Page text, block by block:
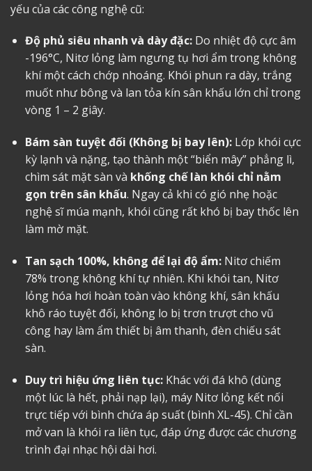
yếu của các công nghệ cũ:
Độ phủ siêu nhanh và dày đặc:Do nhiệt độ cực âm
-196°C, Nitơ lỏng làm ngưng tụ hơi ẩm trong không
khí một cách chớp nhoáng. Khói phun ra dày, trắng
muốt như bông và lan tỏa kín sân khấu lớn chỉ trong
vòng 1 – 2 giây.
Bám sàn tuyệt đối (Không bị bay lên):Lớp khói cực
kỳ lạnh và nặng, tạo thành một “biển mây” phẳng lì,
chìm sát mặt sàn và khống chế làn khói chỉ nằm
gọn trên sân khấu. Ngay cả khi có gió nhẹ hoặc
nghệ sĩ múa mạnh, khói cũng rất khó bị bay thốc lên
làm mờ mặt.
Tan sạch 100%, không để lại độ ẩm:Nitơ chiếm
78% trong không khí tự nhiên. Khi khói tan, Nitơ
lỏng hóa hơi hoàn toàn vào không khí, sân khấu
khô ráo tuyệt đối, không lo bị trơn trượt cho vũ
công hay làm ẩm thiết bị âm thanh, đèn chiếu sát
sàn.
Duy trì hiệu ứng liên tục:Khác với đá khô (dùng
một lúc là hết, phải nạp lại), máy Nitơ lỏng kết nối
trực tiếp với bình chứa áp suất (bình XL-45). Chỉ cần
mở van là khói ra liên tục, đáp ứng được các chương
trình đại nhạc hội dài hơi.